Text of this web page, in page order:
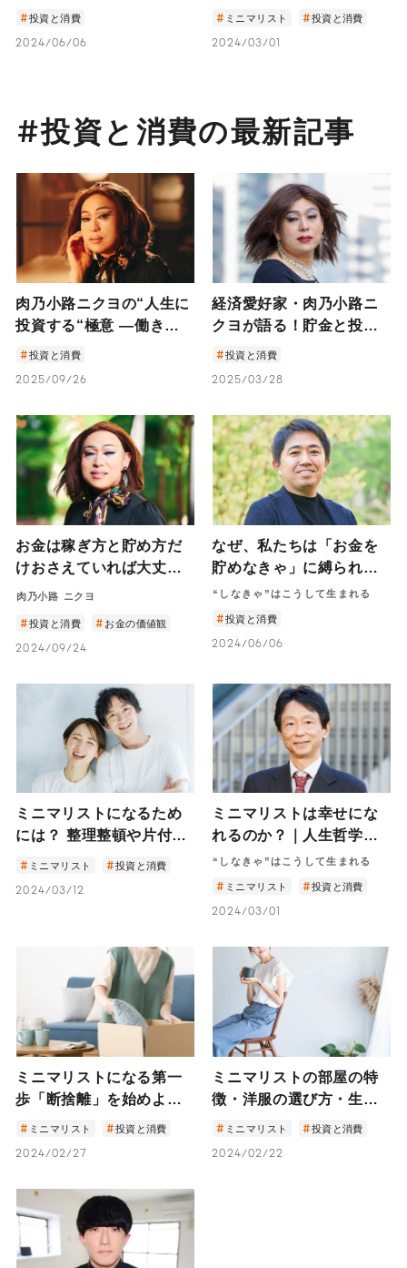
家・田内学が語る、“お金
投資と消費
2024/06/06
式？経済社会学者・橋本
ミニマリスト 投資と消費
2024/03/01
#投資と消費の最新記事
肉乃小路ニクヨの“人生に
投資する“極意 ―働きな
がら、自分のお金も働か
投資と消費
2025/09/26
経済愛好家・肉乃小路ニ
クヨが語る！貯金と投資
のリアルアドバイス｜新
投資と消費
2025/03/28
お金は稼ぎ方と貯め方だ
けおさえていれば大丈
夫、なんてない。 ―肉乃
に価値を与える増やし方
と使い方―
肉乃小路 ニクヨ
投資と消費 お金の価値観
2024/09/24
なぜ、私たちは「お金を
貯めなきゃ」に縛られる
のか。社会的金融教育
家・田内学が語る、“お金
“しなきゃ”はこうして生まれる
投資と消費
2024/06/06
ミニマリストになるため
には？ 整理整頓や片付け
ミニマリスト 投資と消費
2024/03/12
ミニマリストは幸せにな
れるのか？｜人生哲学？
節約術？新しい生活様
式？経済社会学者・橋本
“しなきゃ”はこうして生まれる
ミニマリスト 投資と消費
2024/03/01
ミニマリストになる第一
歩「断捨離」を始めよ
ミニマリスト 投資と消費
2024/02/27
ミニマリストの部屋の特
徴・洋服の選び方・生活
ミニマリスト 投資と消費
2024/02/22